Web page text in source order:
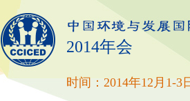
2014年会
时间：2014年12月1-3